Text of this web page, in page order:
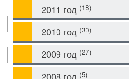
2011 год (18)
2010 год (30)
2009 год (27)
2008 год (5)